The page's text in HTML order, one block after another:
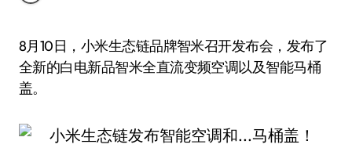
8月10日，小米生态链品牌智米召开发布会，发布了
全新的白电新品智米全直流变频空调以及智能马桶
盖。